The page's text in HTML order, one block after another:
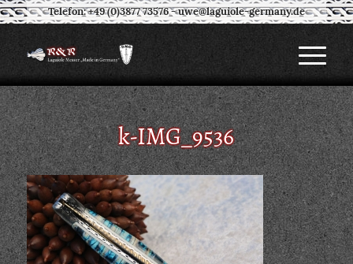
Telefon: +49 (0)3877 73576-uwe@laguiole-germany.de
k-IMG_9536